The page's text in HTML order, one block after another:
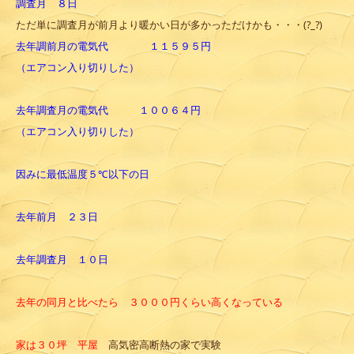
調査月 ８日
ただ単に調査月が前月より暖かい日が多かっただけかも・・・(?_?)
去年調前月の電気代 １１５９５円
（エアコン入り切りした）
去年調査月の電気代 １００６４円
（エアコン入り切りした）
因みに最低温度５℃以下の日
去年前月 ２３日
去年調査月 １０日
去年の同月と比べたら ３０００円くらい高くなっている
家は３０坪 平屋 高気密高断熱の家で実験